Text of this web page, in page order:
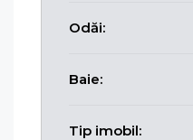
Odăi:
Baie:
Tip imobil: